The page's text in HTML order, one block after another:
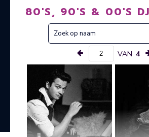
80'S, 90'S & 00'S DJ
VAN 4